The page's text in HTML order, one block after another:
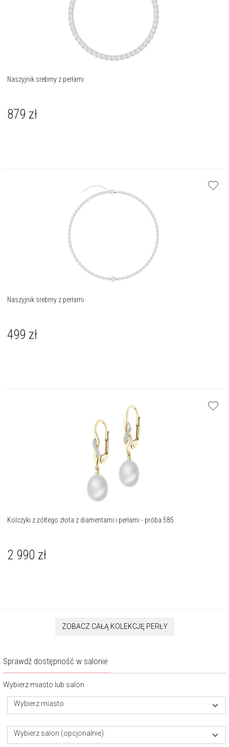
Naszyjnik srebrny z perłami
879 zł
Naszyjnik srebrny z perłami
499 zł
Kolczyki z żółtego złota z diamentami i perłami - próba 585
2 990 zł
ZOBACZ CAŁĄ KOLEKCJĘ PERŁY
Sprawdź dostępność w salonie
Wybierz miasto lub salon
Wybierz miasto
Wybierz salon (opcjonalnie)